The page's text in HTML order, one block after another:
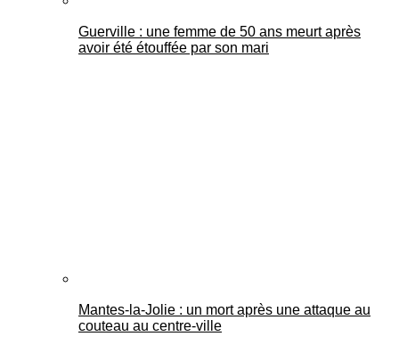
Guerville : une femme de 50 ans meurt après
avoir été étouffée par son mari
Mantes-la-Jolie : un mort après une attaque au
couteau au centre-ville